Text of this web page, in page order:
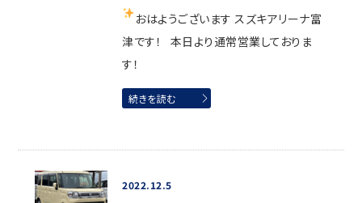
おはようございます スズキアリーナ富
津です！ 本日より通常営業しておりま
す！
続きを読む
2022.12.5